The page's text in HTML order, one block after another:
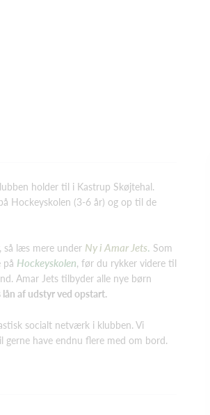
holder til i Kastrup Skøjtehal.
Hockeyskolen (3-6 år) og op til de
så læs mere under Ny i Amar Jets. Som
på Hockeyskolen, før du rykker videre til
Amar Jets tilbyder alle nye børn
af udstyr ved opstart.
socialt netværk i klubben. Vi
have endnu flere med om bord.